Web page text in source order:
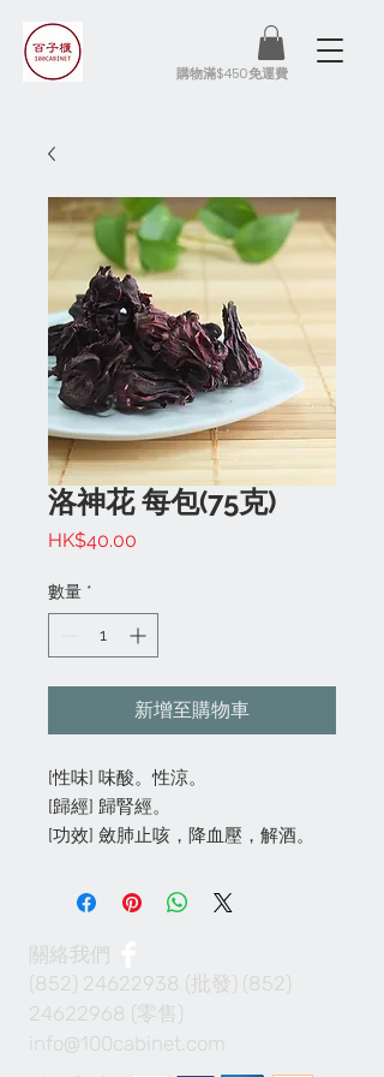
​購物滿$450免運費
洛神花 每包(75克)
HK$40.00
數量 *
新增至購物車
[性味] 味酸。性涼。
[歸經] 歸腎經。
[功效] 斂肺止咳，降血壓，解酒。
關絡我們
(852) 24622938 (批發) (852)
24622968 (零售)
info@100cabinet.com